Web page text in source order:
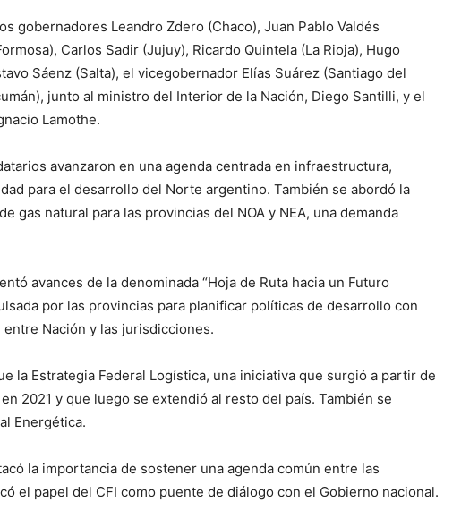
gobernadores Leandro Zdero (Chaco), Juan Pablo Valdés
Carlos Sadir (Jujuy), Ricardo Quintela (La Rioja), Hugo
Sáenz (Salta), el vicegobernador Elías Suárez (Santiago del
junto al ministro del Interior de la Nación, Diego Santilli, y el
Lamothe.
avanzaron en una agenda centrada en infraestructura,
para el desarrollo del Norte argentino. También se abordó la
gas natural para las provincias del NOA y NEA, una demanda
avances de la denominada “Hoja de Ruta hacia un Futuro
por las provincias para planificar políticas de desarrollo con
Nación y las jurisdicciones.
la Estrategia Federal Logística, una iniciativa que surgió a partir de
2021 y que luego se extendió al resto del país. También se
Energética.
la importancia de sostener una agenda común entre las
el papel del CFI como puente de diálogo con el Gobierno nacional.